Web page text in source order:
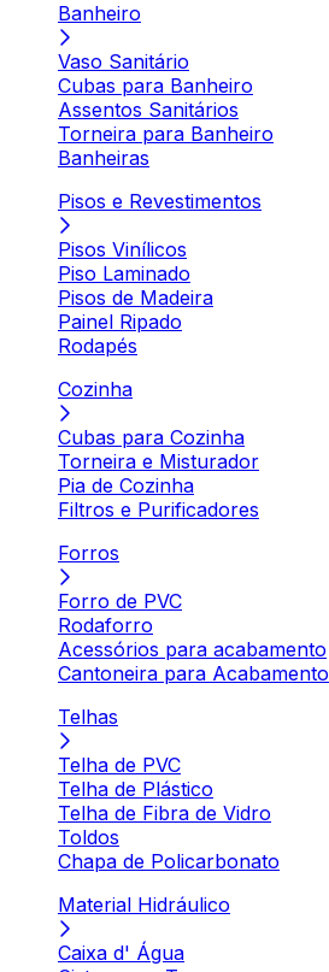
Banheiro
Vaso Sanitário
Cubas para Banheiro
Assentos Sanitários
Torneira para Banheiro
Banheiras
Pisos e Revestimentos
Pisos Vinílicos
Piso Laminado
Pisos de Madeira
Painel Ripado
Rodapés
Cozinha
Cubas para Cozinha
Torneira e Misturador
Pia de Cozinha
Filtros e Purificadores
Forros
Forro de PVC
Rodaforro
Acessórios para acabamento
Cantoneira para Acabamento
Telhas
Telha de PVC
Telha de Plástico
Telha de Fibra de Vidro
Toldos
Chapa de Policarbonato
Material Hidráulico
Caixa d' Água